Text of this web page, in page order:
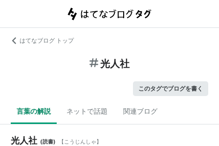
はてなブログ トップ
光人社
このタグでブログを書く
言葉の解説 ネットで話題 関連ブログ
光人社 (読書) 【こうじんしゃ】